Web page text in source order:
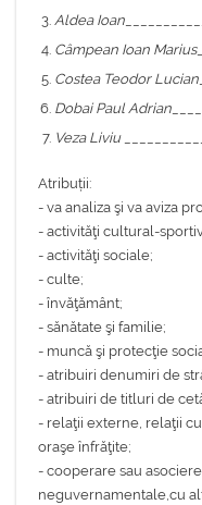
Aldea Ioan
Câmpean Ioan Marius
Costea Teodor Lucian
Dobai Paul Adrian
Veza Liviu
Atribuții:
- va analiza şi va aviza
- activităţi cultural-
- activităţi sociale;
- culte;
- învăţământ;
- sănătate şi familie;
- muncă şi protecţie
- atribuiri denumiri de
- atribuiri de titluri de
- relaţii externe, relaţii
oraşe înfrăţite;
- cooperare sau
neguvernamentale,cu